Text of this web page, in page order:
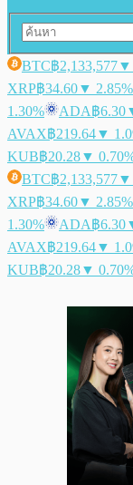
BTC฿2,133,577▼
XRP฿34.60▼ 2.85%
1.30%
ADA฿6.30
AVAX฿219.64▼
KUB฿20.28▼
BTC฿2,133,577▼
XRP฿34.60▼ 2.85%
1.30%
ADA฿6.30
AVAX฿219.64▼
KUB฿20.28▼